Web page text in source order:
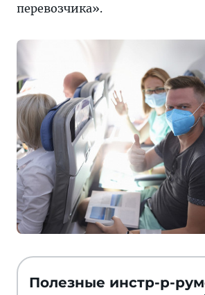
перевозчика».
Полезные инстр-р-